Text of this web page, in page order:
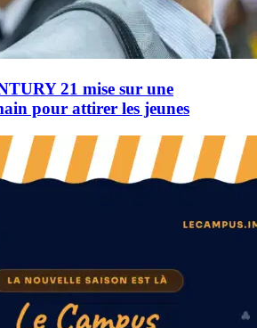
21 mise sur une
pour attirer les jeunes